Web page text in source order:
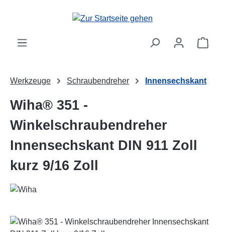
Zum Hauptinhalt springen
Werkzeuge Schraubendreher Innensechskant
Wiha® 351 -
Winkelschraubendreher
Innensechskant DIN 911 Zoll
kurz 9/16 Zoll
Bildergalerie überspringen